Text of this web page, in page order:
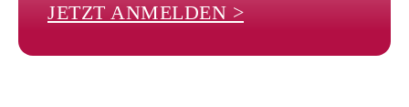
JETZT ANMELDEN >